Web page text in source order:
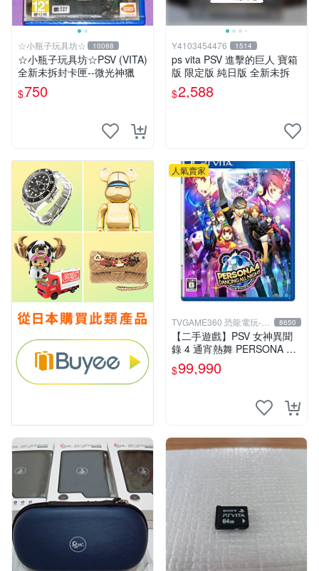
☆小瓶子玩具坊☆ 10088
☆小瓶子玩具坊☆PSV (VITA)
全新未拆封卡匣--微光神獵
$750
Y4103454476 1514
ps vita PSV 進擊的巨人 寶箱
版 限定版 純日版 全新未拆
$2,588
人氣賣家
TVGAME360 恐龍電玩-台
中店
8650
【二手遊戲】PSV 女神異聞
錄 4 通宵熱舞 PERSONA 4 D
ANCING ALL NIGHT 日文版
台中恐龍
$99,990